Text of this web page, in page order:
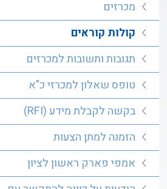
מכרזים
קולות קוראים
תגובות ותשובות למכרזים
טופס שאלון למכרזי כ"א
בקשה לקבלת מידע (RFI)
הזמנה למתן הצעות
אמפי פארק ראשון לציון